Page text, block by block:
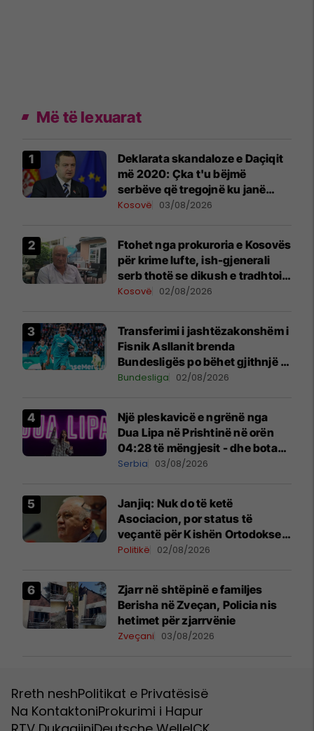
Më të lexuarat
​Deklarata skandaloze e Daçiqit
më 2020: Çka t'u bëjmë
serbëve që tregojnë ku janë
varrosur shqiptarët në Serbi
Kosovë 03/08/2026
Ftohet nga prokuroria e Kosovës
për krime lufte, ish-gjenerali
serb thotë se dikush e tradhtoi
në Beograd
Kosovë 02/08/2026
Transferimi i jashtëzakonshëm i
Fisnik Asllanit brenda
Bundesligës po bëhet gjithnjë e
më konkret - detajet e fundit
Bundesliga 02/08/2026
Një pleskavicë e ngrënë nga
Dua Lipa në Prishtinë në orën
04:28 të mëngjesit - dhe bota
digjitale serbe shpall gjendjen e
Serbia 03/08/2026
Janjiq: Nuk do të ketë
Asociacion, por status të
veçantë për Kishën Ortodokse
Serbe në Kosovë
Politikë 02/08/2026
Zjarr në shtëpinë e familjes
Berisha në Zveçan, Policia nis
hetimet për zjarrvënie
Zveçani 03/08/2026
Rreth neshPolitikat e Privatësisë
Na KontaktoniProkurimi i Hapur